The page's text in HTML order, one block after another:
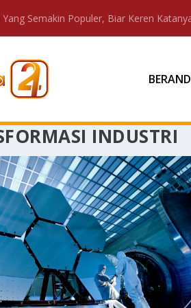
Semakin Populer, Biar Keren
INDUSTRI